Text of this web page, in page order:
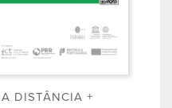
DISTÂNCIA +